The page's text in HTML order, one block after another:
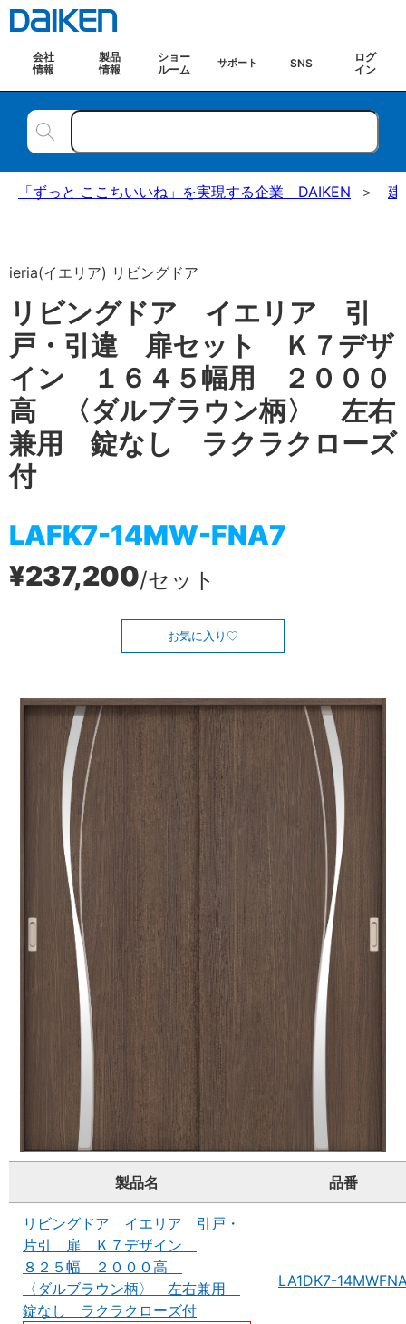
会社
情報
製品
情報
ショー
ルーム
サポート SNS
ログ
イン
「ずっと ここちいいね」を実現する企業 DAIKEN 建
ieria(イエリア) リビングドア
リビングドア イエリア 引
戸・引違 扉セット Ｋ７デザ
イン １６４５幅用 ２０００
高 〈ダルブラウン柄〉 左右
兼用 錠なし ラクラクローズ
付
LAFK7-14MW-FNA7
¥237,200/セット
お気に入り
製品名 品番
リビングドア イエリア 引戸・
片引 扉 Ｋ７デザイン
８２５幅 ２０００高
〈ダルブラウン柄〉 左右兼用
錠なし ラクラクローズ付
LA1DK7-